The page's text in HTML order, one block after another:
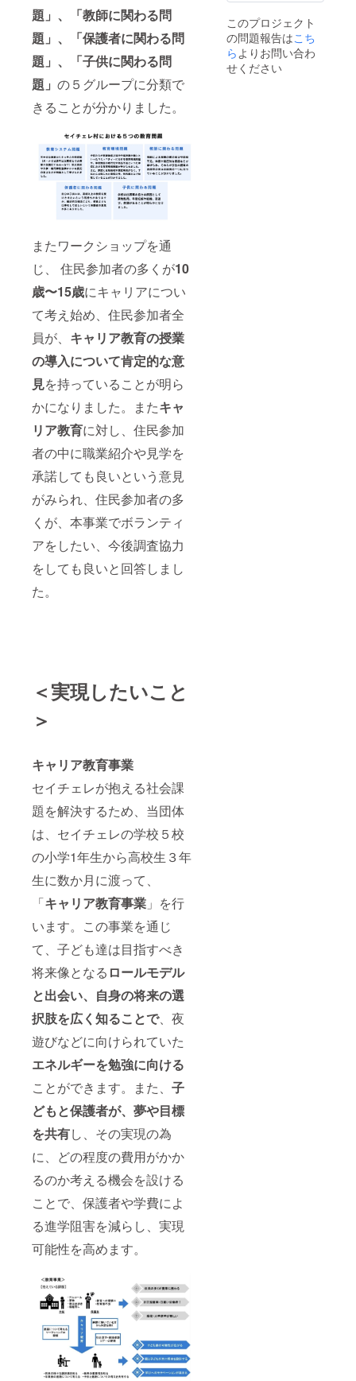
題」、「教師に関わる問
題」、「保護者に関わる問
題」、「子供に関わる問
題」 の５グループに分類で
きることが分かりました。
またワークショップを通
じ、 住民参加者の多くが10
歳〜15歳にキャリアについ
て考え始め、住民参加者全
員が、 キャリア教育の授業
の導入について肯定的な意
見を持っていることが明ら
かになりました。またキャ
リア教育に対し、住民参加
者の中に職業紹介や見学を
承諾しても良いという意見
がみられ、住民参加者の多
くが、本事業でボランティ
アをしたい、今後調査協力
をしても良いと回答しまし
た。
＜実現したいこと
＞
キャリア教育事業
セイチェレが抱える社会課
題を解決するため、当団体
は、セイチェレの学校５校
の小学1年生から高校生３年
生に数か月に渡って、
「キャリア教育事業 」を行
います。この事業を通じ
て、子ども達は目指すべき
将来像となる ロールモデル
と出会い、自身の将来の選
択肢を広く知ることで、夜
遊びなどに向けられていた
エネルギーを勉強に向ける
ことができます。また、 子
どもと保護者が、夢や目標
を共有し、その実現の為
に、どの程度の費用がかか
るのか考える機会を設ける
ことで、保護者や学費によ
る進学阻害を減らし、実現
可能性を高めます。
内容
（支援
をして
くだ
さった
このプロジェクト
の問題報告はこち
らよりお問い合わ
せください